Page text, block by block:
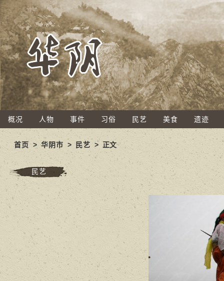
概况 人物 事件 习俗 民艺 美食 遗迹
首页 >华阴市 > 民艺 > 正文
民艺